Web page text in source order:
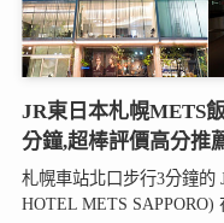
JR東日本札幌METS
分鐘,超棒評價高分推
札幌車站北口步行3分鐘的
HOTEL METS SAPPORO)